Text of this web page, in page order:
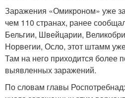
Заражения «Омикроном» уже
чем 110 странах, ранее
Бельгии, Швейцарии,
Норвегии, Осло, этот штамм
Там на него приходится более
выявленных заражений.
По словам главы